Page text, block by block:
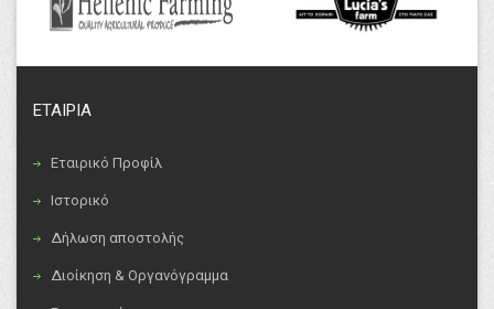
ΕΤΑΙΡΙΑ
Εταιρικό Προφίλ
Ιστορικό
Δήλωση αποστολής
Διοίκηση & Οργανόγραμμα